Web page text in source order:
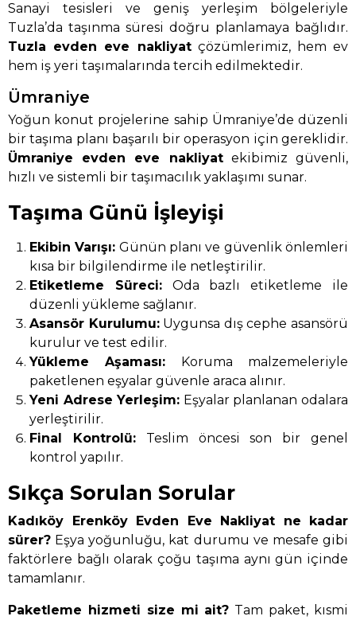
Sanayi tesisleri ve geniş yerleşim bölgeleriyle
Tuzla’da taşınma süresi doğru planlamaya bağlıdır.
Tuzla evden eve nakliyatçözümlerimiz, hem ev
hem iş yeri taşımalarında tercih edilmektedir.
Ümraniye
Yoğun konut projelerine sahip Ümraniye’de düzenli
bir taşıma planı başarılı bir operasyon için gereklidir.
Ümraniye evden eve nakliyatekibimiz güvenli,
hızlı ve sistemli bir taşımacılık yaklaşımı sunar.
Taşıma Günü İşleyişi
Ekibin Varışı: Günün planı ve güvenlik önlemleri
kısa bir bilgilendirme ile netleştirilir.
Etiketleme Süreci:Oda bazlı etiketleme ile
düzenli yükleme sağlanır.
Asansör Kurulumu:Uygunsa dış cephe asansörü
kurulur ve test edilir.
Yükleme Aşaması: Koruma malzemeleriyle
paketlenen eşyalar güvenle araca alınır.
Yeni Adrese Yerleşim: Eşyalar planlanan odalara
yerleştirilir.
Final Kontrolü: Teslim öncesi son bir genel
kontrol yapılır.
Sıkça Sorulan Sorular
Kadıköy Erenköy Evden Eve Nakliyat ne kadar
sürer? Eşya yoğunluğu, kat durumu ve mesafe gibi
faktörlere bağlı olarak çoğu taşıma aynı gün içinde
tamamlanır.
Paketleme hizmeti size mi ait? Tam paket, kısmi